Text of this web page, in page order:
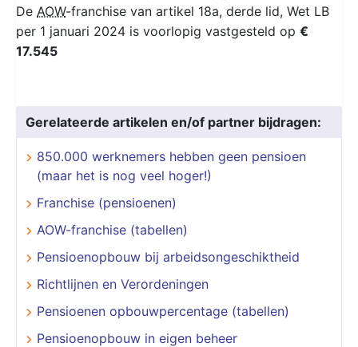
De AOW-franchise van artikel 18a, derde lid, Wet LB
per 1 januari 2024 is voorlopig vastgesteld op €
17.545
Gerelateerde artikelen en/of partner bijdragen:
850.000 werknemers hebben geen pensioen
(maar het is nog veel hoger!)
Franchise (pensioenen)
AOW-franchise (tabellen)
Pensioenopbouw bij arbeidsongeschiktheid
Richtlijnen en Verordeningen
Pensioenen opbouwpercentage (tabellen)
Pensioenopbouw in eigen beheer